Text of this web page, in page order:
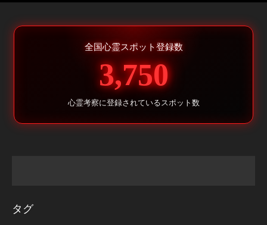
全国心霊スポット登録数
3,750
心霊考察に登録されているスポット数
タグ